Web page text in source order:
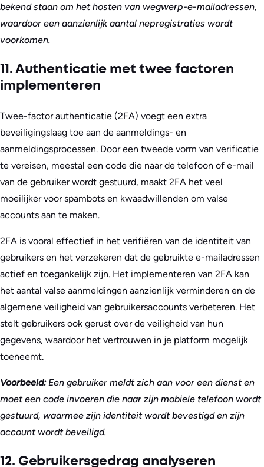
bekend staan om het hosten van wegwerp-e-mailadressen,
waardoor een aanzienlijk aantal nepregistraties wordt
voorkomen.
11. Authenticatie met twee factoren
implementeren
Twee-factor authenticatie (2FA) voegt een extra
beveiligingslaag toe aan de aanmeldings- en
aanmeldingsprocessen. Door een tweede vorm van verificatie
te vereisen, meestal een code die naar de telefoon of e-mail
van de gebruiker wordt gestuurd, maakt 2FA het veel
moeilijker voor spambots en kwaadwillenden om valse
accounts aan te maken.
2FA is vooral effectief in het verifiëren van de identiteit van
gebruikers en het verzekeren dat de gebruikte e-mailadressen
actief en toegankelijk zijn. Het implementeren van 2FA kan
het aantal valse aanmeldingen aanzienlijk verminderen en de
algemene veiligheid van gebruikersaccounts verbeteren. Het
stelt gebruikers ook gerust over de veiligheid van hun
gegevens, waardoor het vertrouwen in je platform mogelijk
toeneemt.
Voorbeeld: Een gebruiker meldt zich aan voor een dienst en
moet een code invoeren die naar zijn mobiele telefoon wordt
gestuurd, waarmee zijn identiteit wordt bevestigd en zijn
account wordt beveiligd.
12. Gebruikersgedrag analyseren